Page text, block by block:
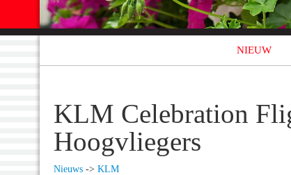
NIEUW
KLM Celebration
Hoogvliegers
Nieuws -> KLM